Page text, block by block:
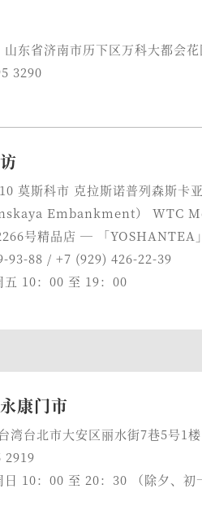
东省济南市历下区万科大都会
3290
莫斯科市 克拉斯诺普列森斯卡
Embankment） WTC
号精品店 ─ 「YOSHANTEA」
93-88 / +7 (929) 426-22-39
五 10：00 至 19：00
康门市
湾台北市大安区丽水街7巷5号1楼
2919
日 10：00 至 20：30 （除夕、初